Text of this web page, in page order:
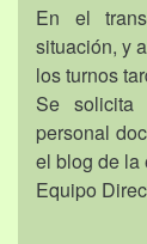
En el
situación, y
los turnos
Se
personal
el blog de la
Equipo